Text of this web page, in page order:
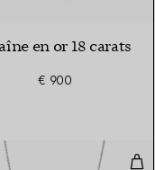
en or 18 carats
€ 900
d’un diamant en